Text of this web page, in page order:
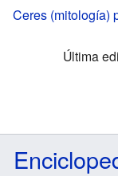
Ceres (mitología)
Última